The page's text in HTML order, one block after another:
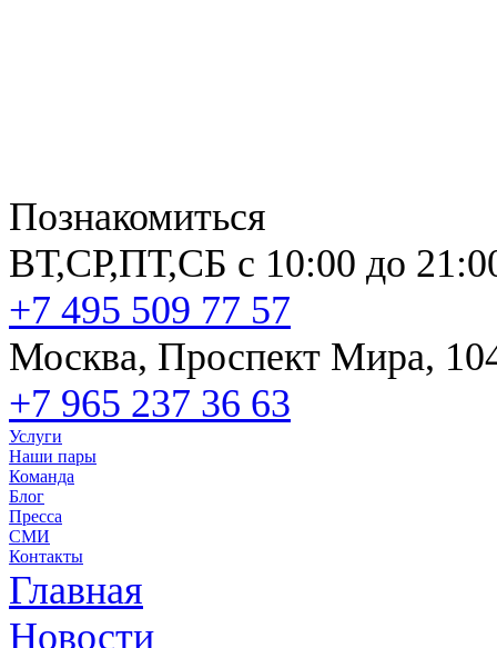
Познакомиться
ВТ,СР,ПТ,СБ с 10:00 до
+7 495 509 77 57
Москва, Проспект Мира,
+7 965 237 36 63
Услуги
Наши пары
Команда
Блог
Пресса
СМИ
Контакты
Главная
Новости